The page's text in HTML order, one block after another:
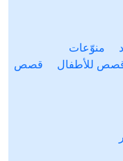
منوّعات
للأطفال
قصص